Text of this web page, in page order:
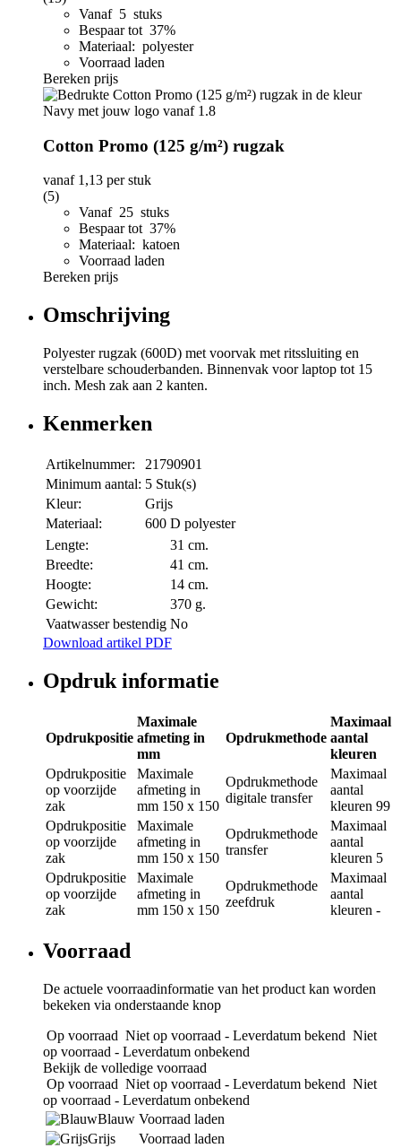
Vanaf 5 stuks
Bespaar tot 37%
Materiaal: polyester
Voorraad laden
Bereken prijs
Cotton Promo (125 g/m²) rugzak
vanaf 1,13 per stuk
(5)
Vanaf 25 stuks
Bespaar tot 37%
Materiaal: katoen
Voorraad laden
Bereken prijs
Omschrijving
Polyester rugzak (600D) met voorvak met ritssluiting en
verstelbare schouderbanden. Binnenvak voor laptop tot 15
inch. Mesh zak aan 2 kanten.
Kenmerken
Artikelnummer:
21790901
Minimum aantal: 5 Stuk(s)
Kleur:
Grijs
Materiaal:
600 D polyester
Lengte:
31 cm.
Breedte:
41 cm.
Hoogte:
14 cm.
Gewicht:
370 g.
Vaatwasser bestendig No
Download artikel PDF
Opdruk informatie
Opdrukpositie
Maximale
afmeting in
mm
Opdrukmethode
Maximaal
aantal
kleuren
Opdrukpositie
op voorzijde
zak
Maximale
afmeting in
mm 150 x 150
Opdrukmethode
digitale transfer
Maximaal
aantal
kleuren 99
Opdrukpositie
op voorzijde
zak
Maximale
afmeting in
mm 150 x 150
Opdrukmethode
transfer
Maximaal
aantal
kleuren 5
Opdrukpositie
op voorzijde
zak
Maximale
afmeting in
mm 150 x 150
Opdrukmethode
zeefdruk
Maximaal
aantal
kleuren -
Voorraad
De actuele voorraadinformatie van het product kan worden
bekeken via onderstaande knop
Op voorraad Niet op voorraad - Leverdatum bekend Niet
op voorraad - Leverdatum onbekend
Bekijk de volledige voorraad
Op voorraad Niet op voorraad - Leverdatum bekend Niet
op voorraad - Leverdatum onbekend
Blauw Voorraad laden
Grijs
Voorraad laden